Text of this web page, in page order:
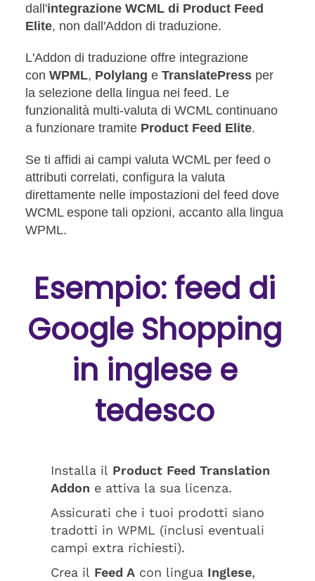
dall'integrazione WCML di Product Feed
Elite, non dall'Addon di traduzione.
L'Addon di traduzione offre integrazione
con WPML, Polylang e TranslatePress per
la selezione della lingua nei feed. Le
funzionalità multi-valuta di WCML continuano
a funzionare tramite Product Feed Elite.
Se ti affidi ai campi valuta WCML per feed o
attributi correlati, configura la valuta
direttamente nelle impostazioni del feed dove
WCML espone tali opzioni, accanto alla lingua
WPML.
Esempio: feed di
Google Shopping
in inglese e
tedesco
Installa il Product Feed Translation
Addon e attiva la sua licenza.
Assicurati che i tuoi prodotti siano
tradotti in WPML (inclusi eventuali
campi extra richiesti).
Crea il Feed A con lingua Inglese,